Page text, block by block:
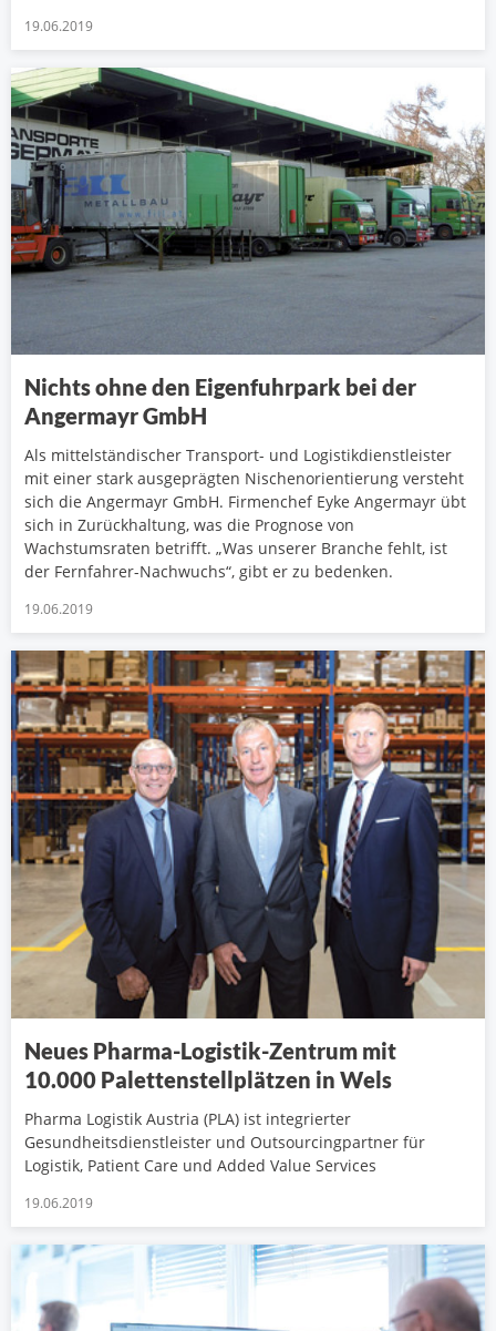
19.06.2019
Nichts ohne den Eigenfuhrpark bei der
Angermayr GmbH
Als mittelständischer Transport- und Logistikdienstleister
mit einer stark ausgeprägten Nischenorientierung versteht
sich die Angermayr GmbH. Firmenchef Eyke Angermayr übt
sich in Zurückhaltung, was die Prognose von
Wachstumsraten betrifft. „Was unserer Branche fehlt, ist
der Fernfahrer-Nachwuchs“, gibt er zu bedenken.
19.06.2019
Neues Pharma-Logistik-Zentrum mit
10.000 Palettenstellplätzen in Wels
Pharma Logistik Austria (PLA) ist integrierter
Gesundheitsdienstleister und Outsourcingpartner für
Logistik, Patient Care und Added Value Services
19.06.2019